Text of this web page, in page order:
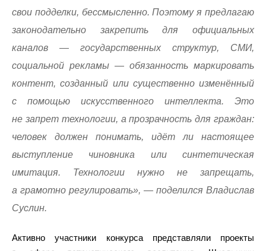
свои подделки, бессмысленно. Поэтому я предлагаю
законодательно закрепить для официальных
каналов — государственных структур, СМИ,
социальной рекламы — обязанность маркировать
контент, созданный или существенно изменённый
с помощью искусственного интеллекта. Это
не запрет технологии, а прозрачность для граждан:
человек должен понимать, идёт ли настоящее
выступление чиновника или синтетическая
имитация. Технологии нужно не запрещать,
а грамотно регулировать», — поделился Владислав
Суслин.
Активно участники конкурса представляли проекты